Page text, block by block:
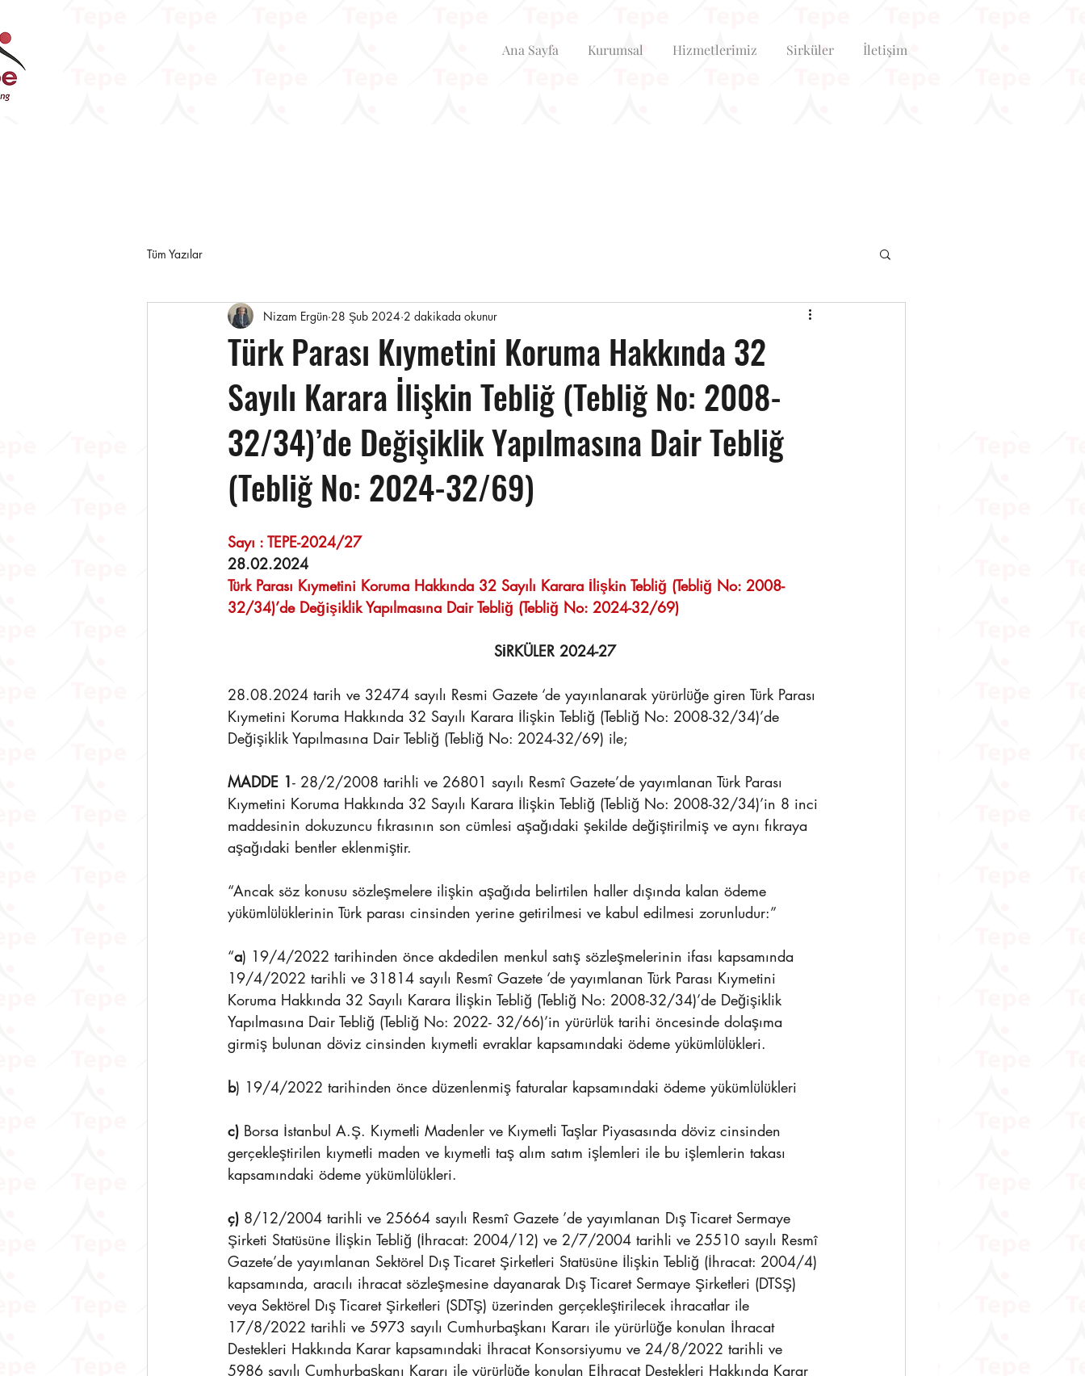
Ana Sayfa Kurumsal Hizmetlerimiz Sirküler İletişim
Tüm Yazılar
Türk Parası Kıymetini Koruma Hakkında 32
Sayılı Karara İlişkin Tebliğ (Tebliğ No: 2008-
32/34)’de Değişiklik Yapılmasına Dair Tebliğ
(Tebliğ No: 2024-32/69)
Nizam Ergün 28 Şub 2024 2 dakikada okunur
28.02.2024
Türk Parası Kıymetini Koruma Hakkında 32 Sayılı Karara İlişkin Tebliğ (Tebliğ No: 2008-
32/34)’de Değişiklik Yapılmasına Dair Tebliğ (Tebliğ No: 2024-32/69)
SİRKÜLER 2024-27
28.08.2024 tarih ve 32474 sayılı Resmi Gazete ‘de yayınlanarak yürürlüğe giren Türk Parası
Kıymetini Koruma Hakkında 32 Sayılı Karara İlişkin Tebliğ (Tebliğ No: 2008-32/34)’de
Değişiklik Yapılmasına Dair Tebliğ (Tebliğ No: 2024-32/69) ile;
MADDE 1- 28/2/2008 tarihli ve 26801 sayılı Resmî Gazete’de yayımlanan Türk Parası
Kıymetini Koruma Hakkında 32 Sayılı Karara İlişkin Tebliğ (Tebliğ No: 2008-32/34)’in 8 inci
maddesinin dokuzuncu fıkrasının son cümlesi aşağıdaki şekilde değiştirilmiş ve aynı fıkraya
aşağıdaki bentler eklenmiştir.
“Ancak söz konusu sözleşmelere ilişkin aşağıda belirtilen haller dışında kalan ödeme
yükümlülüklerinin Türk parası cinsinden yerine getirilmesi ve kabul edilmesi zorunludur:”
“a) 19/4/2022 tarihinden önce akdedilen menkul satış sözleşmelerinin ifası kapsamında
19/4/2022 tarihli ve 31814 sayılı Resmî Gazete ‘de yayımlanan Türk Parası Kıymetini
Koruma Hakkında 32 Sayılı Karara İlişkin Tebliğ (Tebliğ No: 2008-32/34)’de Değişiklik
Yapılmasına Dair Tebliğ (Tebliğ No: 2022- 32/66)’in yürürlük tarihi öncesinde dolaşıma
girmiş bulunan döviz cinsinden kıymetli evraklar kapsamındaki ödeme yükümlülükleri.
b) 19/4/2022 tarihinden önce düzenlenmiş faturalar kapsamındaki ödeme yükümlülükleri
c) Borsa İstanbul A.Ş. Kıymetli Madenler ve Kıymetli Taşlar Piyasasında döviz cinsinden
gerçekleştirilen kıymetli maden ve kıymetli taş alım satım işlemleri ile bu işlemlerin takası
kapsamındaki ödeme yükümlülükleri.
ç) 8/12/2004 tarihli ve 25664 sayılı Resmî Gazete ’de yayımlanan Dış Ticaret Sermaye
Şirketi Statüsüne İlişkin Tebliğ (İhracat: 2004/12) ve 2/7/2004 tarihli ve 25510 sayılı Resmî
Gazete’de yayımlanan Sektörel Dış Ticaret Şirketleri Statüsüne İlişkin Tebliğ (İhracat: 2004/4)
kapsamında, aracılı ihracat sözleşmesine dayanarak Dış Ticaret Sermaye Şirketleri (DTSŞ)
veya Sektörel Dış Ticaret Şirketleri (SDTŞ) üzerinden gerçekleştirilecek ihracatlar ile
17/8/2022 tarihli ve 5973 sayılı Cumhurbaşkanı Kararı ile yürürlüğe konulan İhracat
Destekleri Hakkında Karar kapsamındaki İhracat Konsorsiyumu ve 24/8/2022 tarihli ve
5986 sayılı Cumhurbaşkanı Kararı ile yürürlüğe konulan Eİhracat Destekleri Hakkında Karar